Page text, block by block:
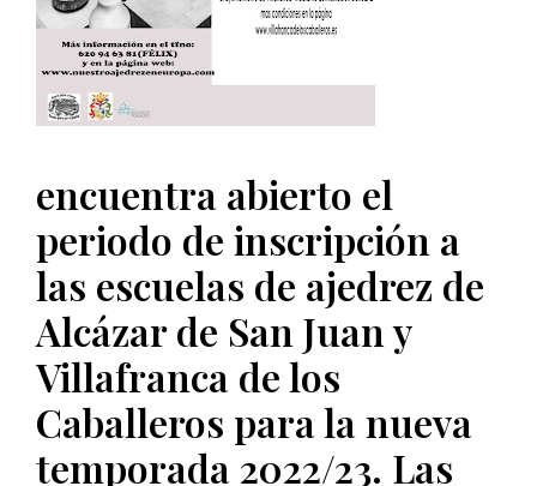
encuentra abierto el
periodo de inscripción a
las escuelas de ajedrez de
Alcázar de San Juan y
Villafranca de los
Caballeros para la nueva
temporada 2022/23. Las